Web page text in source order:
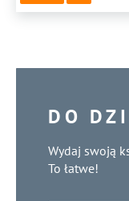
DO
Wydaj swoją
To łatwe!